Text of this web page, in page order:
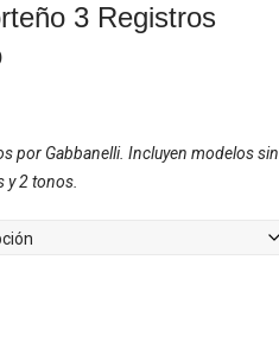
3 Registros
por Gabbanelli. Incluyen modelos sin
y 2 tonos.